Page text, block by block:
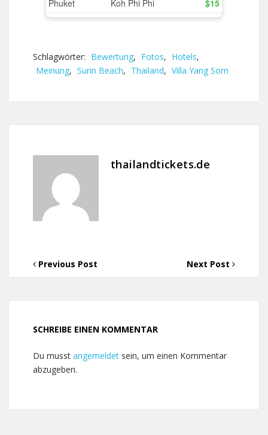
Schlagwörter: Bewertung, Fotos, Hotels,
Meinung, Surin Beach, Thailand, Villa Yang Som
thailandtickets.de
Previous Post Next Post
SCHREIBE EINEN KOMMENTAR
Du musst angemeldet sein, um einen Kommentar
abzugeben.